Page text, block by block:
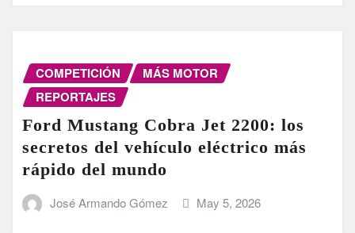
COMPETICIÓN
MÁS MOTOR
REPORTAJES
Ford Mustang Cobra Jet 2200: los
secretos del vehículo eléctrico más
rápido del mundo
José Armando Gómez May 5, 2026